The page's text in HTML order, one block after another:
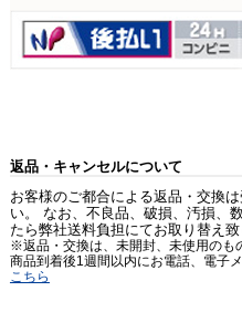
返品・キャンセルについて
お客様のご都合による返品・交換
い。 なお、不良品、破損、汚損、
たら弊社送料負担にてお取り替え致
※返品・交換は、未開封、未使用のも
商品到着後1週間以内にお電話、電子
こちら